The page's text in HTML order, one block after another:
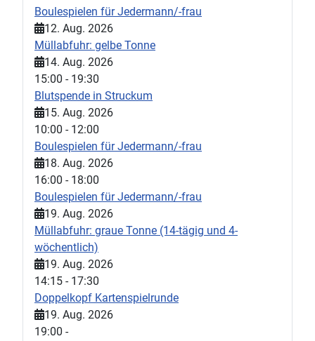
Boulespielen für Jedermann/-frau
12. Aug. 2026
Müllabfuhr: gelbe Tonne
14. Aug. 2026
15:00 - 19:30
Blutspende in Struckum
15. Aug. 2026
10:00 - 12:00
Boulespielen für Jedermann/-frau
18. Aug. 2026
16:00 - 18:00
Boulespielen für Jedermann/-frau
19. Aug. 2026
Müllabfuhr: graue Tonne (14-tägig und 4-
wöchentlich)
19. Aug. 2026
14:15 - 17:30
Doppelkopf Kartenspielrunde
19. Aug. 2026
19:00 -